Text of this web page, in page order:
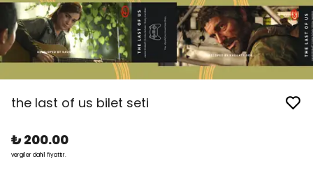
the last of us bilet seti
₺ 200.00
vergiler dahil fiyattır.